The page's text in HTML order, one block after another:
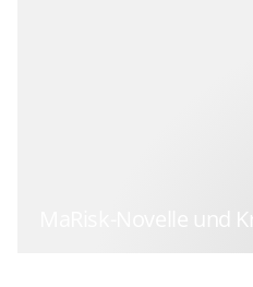
MaRisk-Novelle und